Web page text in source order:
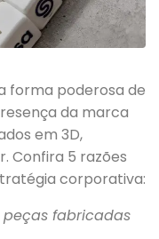
forma poderosa de
da marca
em 3D,
Confira 5 razões
corporativa:
peças fabricadas